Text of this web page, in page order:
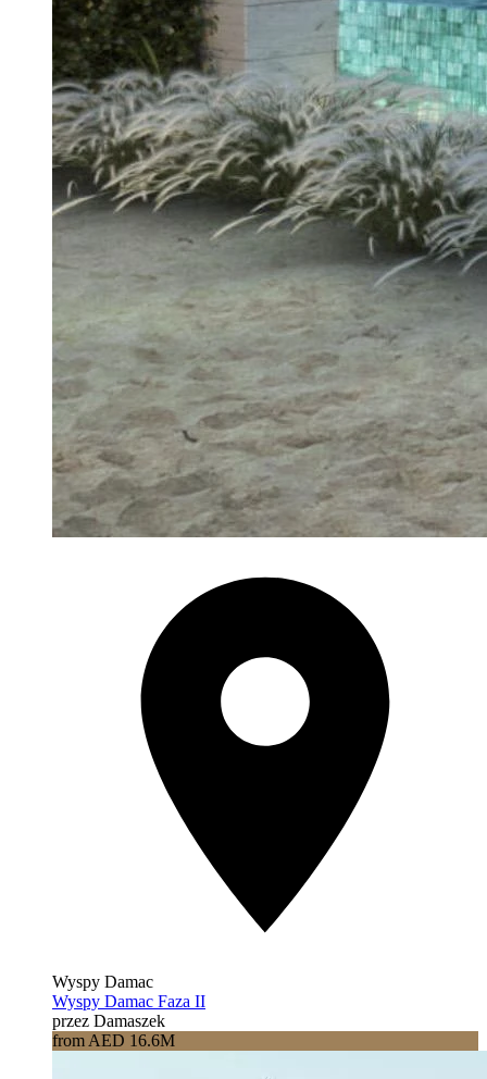
Wyspy Damac
Wyspy Damac Faza II
przez Damaszek
from AED 16.6M